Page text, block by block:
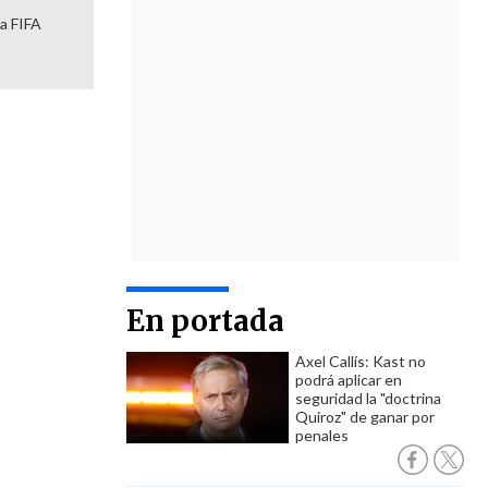
En portada
Axel Callís: Kast no
podrá aplicar en
seguridad la "doctrina
Quiroz" de ganar por
penales
FIFA